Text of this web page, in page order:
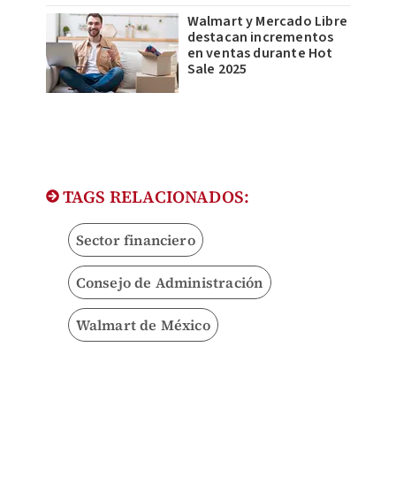
Walmart y Mercado Libre
destacan incrementos
en ventas durante Hot
Sale 2025
TAGS RELACIONADOS:
Sector financiero
Consejo de Administración
Walmart de México